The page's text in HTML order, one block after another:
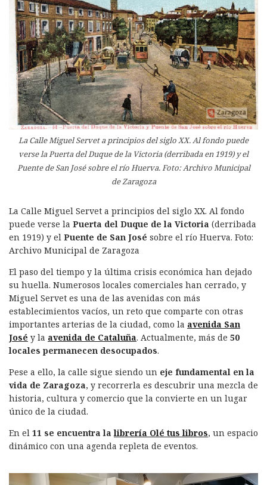
La Calle Miguel Servet a principios del siglo XX. Al fondo puede
verse la Puerta del Duque de la Victoria (derribada en1919) y el
Puente de San José sobre el río Huerva. Foto: Archivo Municipal
de Zaragoza
La Calle Miguel Servet a principios del siglo XX. Al fondo
puede verse la Puerta del Duque de la Victoria (derribada
en 1919) y el Puente de San José sobre el río Huerva. Foto:
Archivo Municipal de Zaragoza
El paso del tiempo y la última crisis económica han dejado
su huella. Numerosos locales comerciales han cerrado, y
Miguel Servet es una de las avenidas con más
establecimientos vacíos, un reto que comparte con otras
importantes arterias de la ciudad, como la avenida San
José y la avenida de Cataluña. Actualmente, más de 50
locales permanecen desocupados.
Pese a ello, la calle sigue siendo un eje fundamental en la
vida de Zaragoza, y recorrerla es descubrir una mezcla de
historia, cultura y comercio que la convierte en un lugar
único de la ciudad.
En el 11 se encuentra lalibrería Olé tus libros, un espacio
dinámico con una agenda repleta de eventos.